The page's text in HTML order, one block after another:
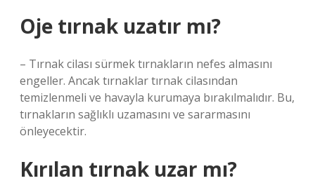
Oje tırnak uzatır mı?
– Tırnak cilası sürmek tırnakların nefes almasını
engeller. Ancak tırnaklar tırnak cilasından
temizlenmeli ve havayla kurumaya bırakılmalıdır. Bu,
tırnakların sağlıklı uzamasını ve sararmasını
önleyecektir.
Kırılan tırnak uzar mı?